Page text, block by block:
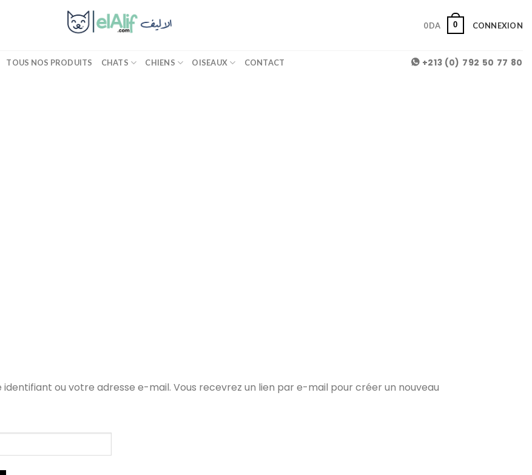
0DA 0 CONNEXION
TOUS NOS PRODUITS CHATS CHIENS OISEAUX CONTACT +213 (0) 792 50 77 80
identifiant ou votre adresse e-mail. Vous recevrez un lien par e-mail pour créer un nouveau